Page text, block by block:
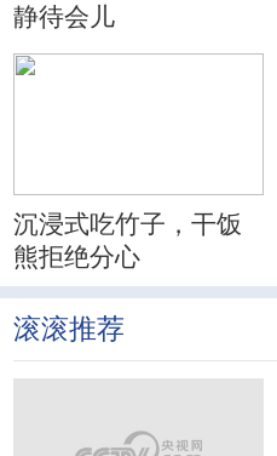
静待会儿
沉浸式吃竹子，干饭
熊拒绝分心
滚滚推荐